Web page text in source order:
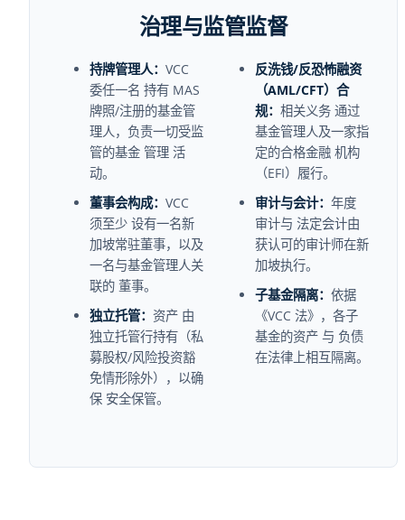
治理与监管监督
持牌管理人： VCC
委任一名 持有 MAS
牌照/注册的基金管
理人，负责一切受监
管的基金 管理 活
动。
董事会构成： VCC
须至少 设有一名新
加坡常驻董事，以及
一名与基金管理人关
联的 董事。
独立托管： 资产 由
独立托管行持有（私
募股权/风险投资豁
免情形除外），以确
保 安全保管。
反洗钱/反恐怖融资
（AML/CFT）合
规： 相关义务 通过
基金管理人及一家指
定的合格金融 机构
（EFI）履行。
审计与会计： 年度
审计与 法定会计由
获认可的审计师在新
加坡执行。
子基金隔离： 依据
《VCC 法》，各子
基金的资产 与 负债
在法律上相互隔离。